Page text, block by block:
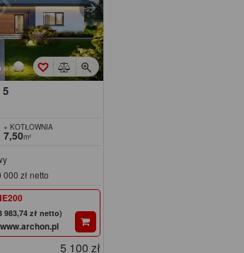
+ KOTŁOWNIA
7,50m²
000 zł netto
983,74 zł netto)
www.archon.pl
5 100 zł